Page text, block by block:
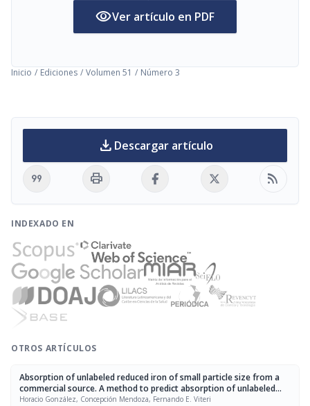
visibilityVer artículo en PDF
Inicio / Ediciones / Volumen 51 / Número 3
download Descargar artículo
format_quote print rss_feed
INDEXADO EN
OTROS ARTÍCULOS
Absorption of unlabeled reduced iron of small particle size from a
commercial source. A method to predict absorption of unlabeled
iron compounds in humans
Horacio González, Concepción Mendoza, Fernando E. Viteri